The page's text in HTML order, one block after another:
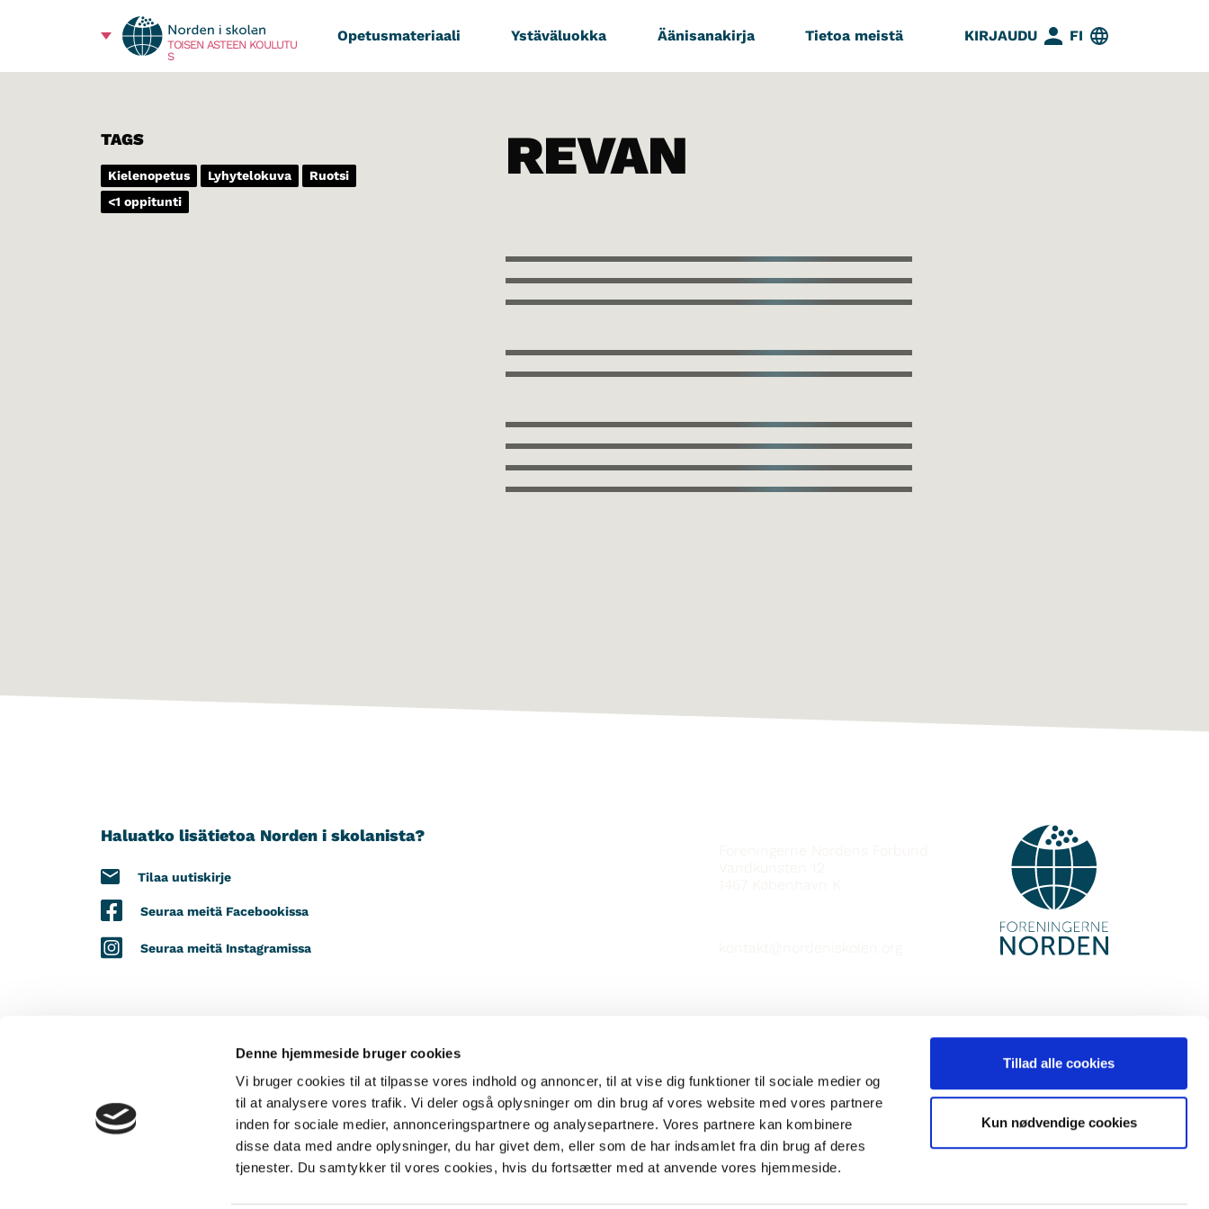
Denne hjemmeside bruger cookies
Vi bruger cookies til at tilpasse vores indhold og annoncer, til at vise dig funktioner til sociale medier og
til at analysere vores trafik. Vi deler også oplysninger om din brug af vores website med vores partnere
inden for sociale medier, annonceringspartnere og analysepartnere. Vores partnere kan kombinere
disse data med andre oplysninger, du har givet dem, eller som de har indsamlet fra din brug af deres
tjenester. Du samtykker til vores cookies, hvis du fortsætter med at anvende vores hjemmeside.
Tillad alle cookies
Kun nødvendige cookies
TOISEN ASTEEN KOULUTU
S
Opetusmateriaali Ystäväluokka Äänisanakirja Tietoa meistä KIRJAUDU FI
TAGS
Kielenopetus Lyhytelokuva
Ruotsi
<1 oppitunti
REVAN
Haluatko lisätietoa Norden i skolanista?
Tilaa uutiskirje
Seuraa meitä Facebookissa
Seuraa meitä Instagramissa
PROJEKTIMME SAA TUKEA SEURAAVILTA TAHOILTA